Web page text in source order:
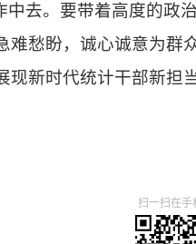
中去。要带着高度的
愁盼，诚心诚意为群
新时代统计干部新担
扫一扫在手